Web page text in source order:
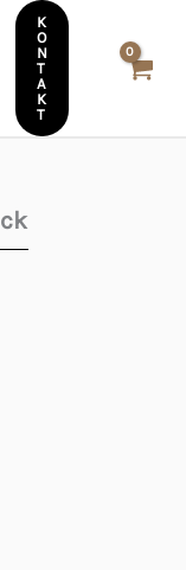
K
O
N
T
A
K
T